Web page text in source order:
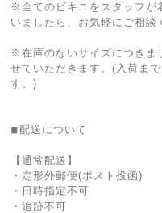
※全てのビキニをスタッフが
いましたら、お気軽にご相談
※在庫のないサイズにつきま
せていただきます。(入荷ま
す。)
◾︎配送について
【通常配送】
・定形外郵便(ポスト投函)
・日時指定不可
・追跡不可